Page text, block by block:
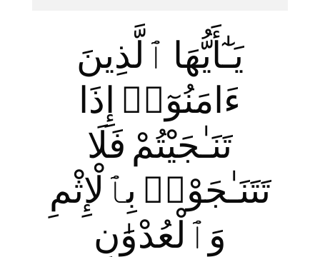
يَـٰٓأَيُّهَا ٱلَّذِينَ
ءَامَنُوٓا۟ إِذَا
تَنَـٰجَيْتُمْ فَلَا
تَتَنَـٰجَوْا۟ بِٱلْإِثْمِ
وَٱلْعُدْوَ‌ٰنِ